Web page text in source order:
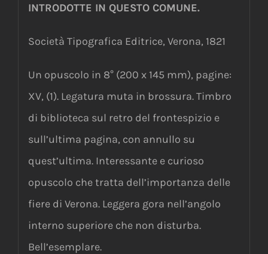
INTRODOTTE IN QUESTO COMUNE.
Società Tipografica Editrice, Verona, 1821
Un opuscolo in 8° (200 x 145 mm), pagine:
XV, (1). Legatura muta in brossura. Timbro
di biblioteca sul retro del frontespizio e
sull’ultima pagina, con annullo su
quest’ultima. Interessante e curioso
opuscolo che tratta dell’importanza delle
fiere di Verona. Leggera gora nell’angolo
interno superiore che non disturba.
Bell’esemplare.